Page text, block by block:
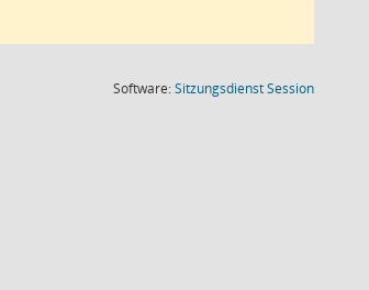
Software:SitzungsdienstSession(Wird in